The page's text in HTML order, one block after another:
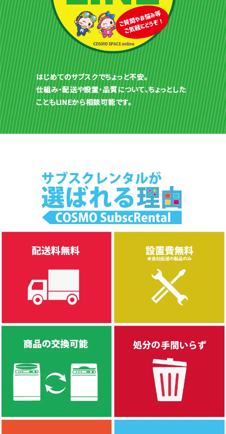
はじめてのサブスクでちょっと不安。
仕組み・配送や設置・品質について、ちょっとした
こともLINEから相談可能です。